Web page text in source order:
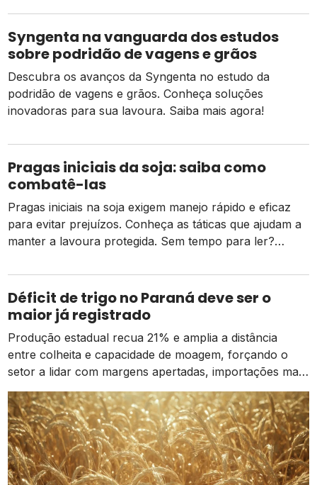
vegetais como ácaros, intensificam-se. Apesar de o
Brasil ser bastante avançado em medidas integradas de
controle de pragas, com a intensificação de sistemas
Syngenta na vanguarda dos estudos
sobre podridão de vagens e grãos
Descubra os avanços da Syngenta no estudo da
podridão de vagens e grãos. Conheça soluções
inovadoras para sua lavoura. Saiba mais agora!
Pragas iniciais da soja: saiba como
combatê-las
Pragas iniciais na soja exigem manejo rápido e eficaz
para evitar prejuízos. Conheça as táticas que ajudam a
manter a lavoura protegida. Sem tempo para ler?
o maior produtor e exportador de soja do mundo e tem
grande importância mundial quando o assunto é […]
Déficit de trigo no Paraná deve ser o
maior já registrado
Produção estadual recua 21% e amplia a distância
entre colheita e capacidade de moagem, forçando o
setor a lidar com margens apertadas, importações mais
caras e o risco de um El Niño intenso